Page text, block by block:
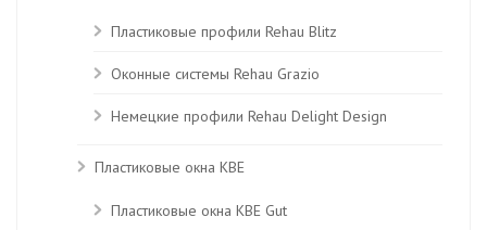
Пластиковые профили Rehau Blitz
Оконные системы Rehau Grazio
Немецкие профили Rehau Delight Design
Пластиковые окна KBE
Пластиковые окна КВЕ Gut